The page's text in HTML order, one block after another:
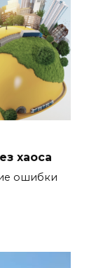
хаоса
ошибки